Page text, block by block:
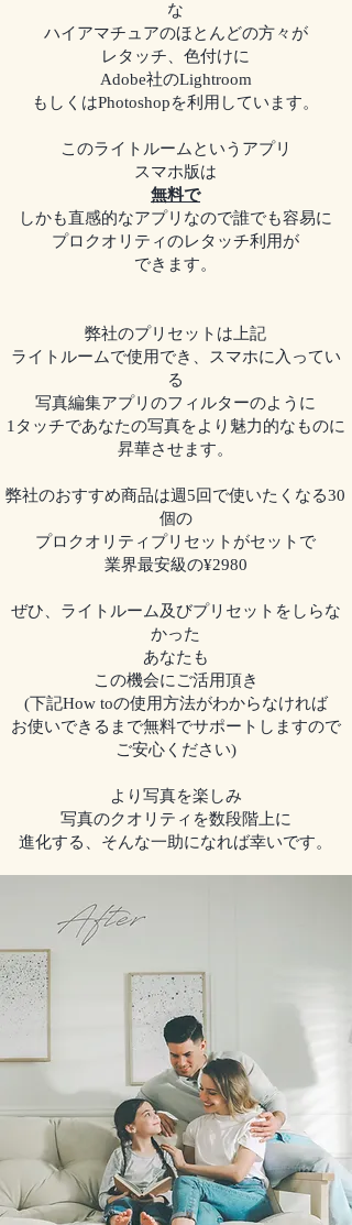
な
ハイアマチュアのほとんどの方々が
レタッチ、色付けに
​Adobe社のLightroom
もしくはPhotoshopを利用しています。
このライトルームというアプリ
スマホ版は
無料で
しかも直感的なアプリなので誰でも容易に
プロクオリティのレタッチ利用が
できます。
弊社のプリセットは上記
ライトルームで使用でき、スマホに入ってい
る
写真編集アプリのフィルターのように
1タッチであなたの写真をより魅力的なものに
昇華させます。
弊社のおすすめ商品は週5回で使いたくなる30
個の
プロクオリティプリセットがセットで
業界最安級の¥2980
ぜひ、ライトルーム及びプリセットをしらな
かった
あなたも
この機会にご活用頂き
(下記How toの使用方法がわからなければ
お使いできるまで無料でサポートしますので
ご安心ください)
より写真を楽しみ
写真のクオリティを数段階上に
​進化する、そんな一助になれば幸いです。